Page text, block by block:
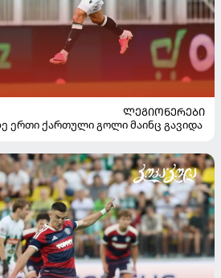
ᲚᲔᲒᲘᲝᲜᲔᲠᲔᲑᲘ
ერთი ქართული გოლი მაინც გავიდა